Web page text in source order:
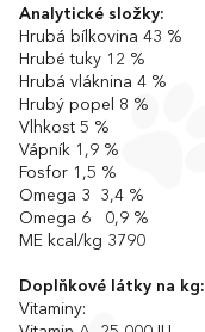
Analytické složky:
Hrubá bílkovina 43 %
Hrubé tuky 12 %
Hrubá vláknina 4 %
Hrubý popel 8 %
Vlhkost 5 %
Vápník 1,9 %
Fosfor 1,5 %
Omega 3 3,4 %
Omega 6 0,9 %
ME kcal/kg 3790
Doplňkové látky na kg:
Vitaminy: